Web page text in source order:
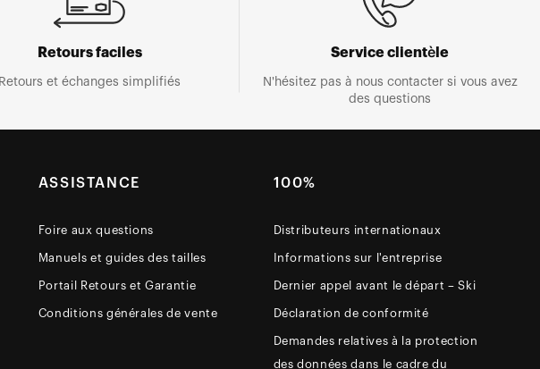
Retours faciles
Retours et échanges simplifiés
Service clientèle
N'hésitez pas à nous contacter si vous avez
des questions
ASSISTANCE
Foire aux questions
Manuels et guides des tailles
Portail Retours et Garantie
Conditions générales de vente
100%
Distributeurs internationaux
Informations sur l'entreprise
Dernier appel avant le départ – Ski
Déclaration de conformité
Demandes relatives à la protection
des données dans le cadre du